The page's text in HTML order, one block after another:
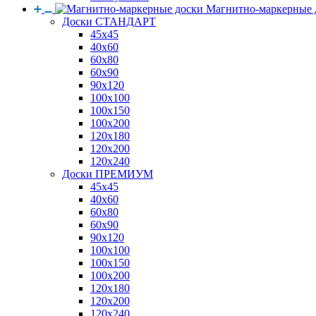
Магнитно-маркерные
Доски СТАНДАРТ
45x45
40x60
60x80
60x90
90x120
100x100
100x150
100x200
120x180
120x200
120x240
Доски ПРЕМИУМ
45x45
40x60
60x80
60x90
90x120
100x100
100x150
100x200
120x180
120x200
120x240